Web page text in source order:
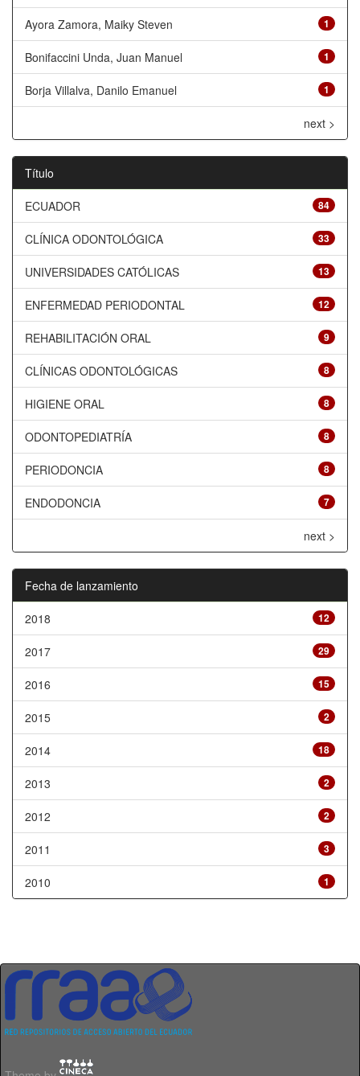
1
Ayora Zamora, Maiky Steven
1
Bonifaccini Unda, Juan Manuel
1
Borja Villalva, Danilo Emanuel
next >
Título
84
ECUADOR
33
CLÍNICA ODONTOLÓGICA
13
UNIVERSIDADES CATÓLICAS
12
ENFERMEDAD PERIODONTAL
9
REHABILITACIÓN ORAL
8
CLÍNICAS ODONTOLÓGICAS
8
HIGIENE ORAL
8
ODONTOPEDIATRÍA
8
PERIODONCIA
7
ENDODONCIA
next >
Fecha de lanzamiento
12
2018
29
2017
15
2016
2
2015
18
2014
2
2013
2
2012
3
2011
1
2010